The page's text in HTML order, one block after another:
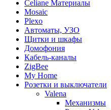
Celiane Материалы
Mosaic
Plexo
Автоматы, УЗО
Щитки и шкафы
Домофония
Кабель-каналы
ZigBee
My Home
Розетки и выключатели
Valena
Механизмы